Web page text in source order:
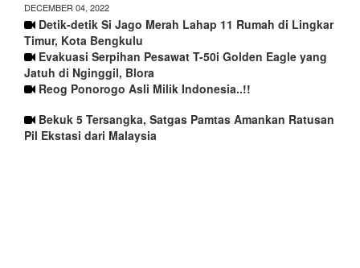
DECEMBER 04, 2022
Detik-detik Si Jago Merah Lahap 11 Rumah di Lingkar
Timur, Kota Bengkulu
Evakuasi Serpihan Pesawat T-50i Golden Eagle yang
Jatuh di Nginggil, Blora
Reog Ponorogo Asli Milik Indonesia..!!
Bekuk 5 Tersangka, Satgas Pamtas Amankan Ratusan
Pil Ekstasi dari Malaysia